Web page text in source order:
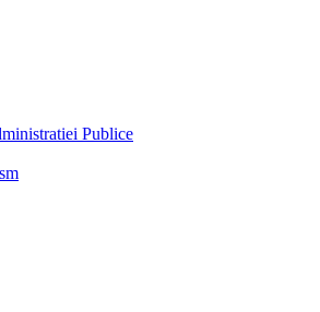
Publice